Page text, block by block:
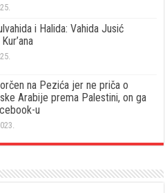
i Halida: Vahida Jusić
na Pezića jer ne priča o
Arabije prema Palestini, on ga
u